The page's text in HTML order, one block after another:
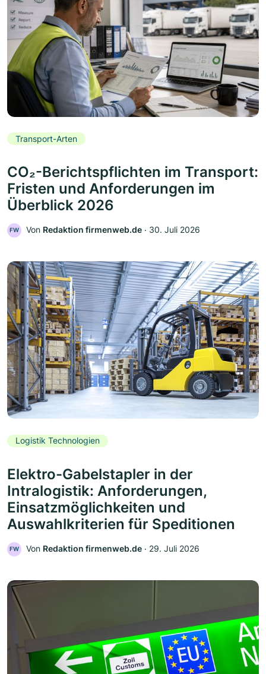
Transport-Arten
CO₂-Berichtspflichten im Transport:
Fristen und Anforderungen im
Überblick 2026
FW Von Redaktion firmenweb.de ‧ 30. Juli 2026
Logistik Technologien
Elektro-Gabelstapler in der
Intralogistik: Anforderungen,
Einsatzmöglichkeiten und
Auswahlkriterien für Speditionen
FW Von Redaktion firmenweb.de ‧ 29. Juli 2026